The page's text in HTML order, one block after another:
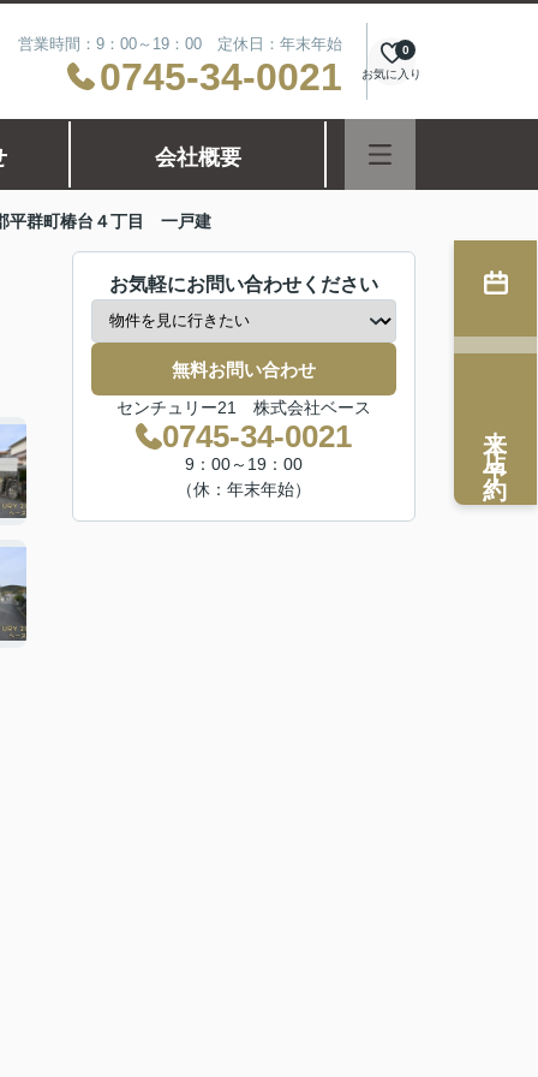
営業時間：9：00～19：00 定休日：年末年始
0745-34-0021 お気に入り
0
会社概要
平群町椿台４丁目 一戸建
お気軽にお問い合わせください
無料お問い合わせ
センチュリー21 株式会社ベース
0745-34-0021
9：00～19：00
（休：年末年始）
来店予約